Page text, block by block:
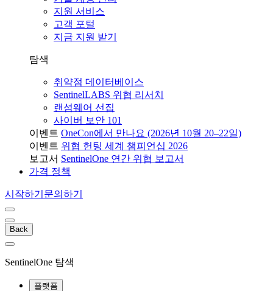
지원 서비스
고객 포털
지금 지원 받기
탐색
취약점 데이터베이스
SentinelLABS 위협 리서치
랜섬웨어 선집
사이버 보안 101
이벤트 OneCon에서 만나요 (2026년 10월 20–22일)
이벤트 위협 헌팅 세계 챔피언십 2026
보고서 SentinelOne 연간 위협 보고서
가격 정책
시작하기 문의하기
Back
SentinelOne 탐색
플랫폼